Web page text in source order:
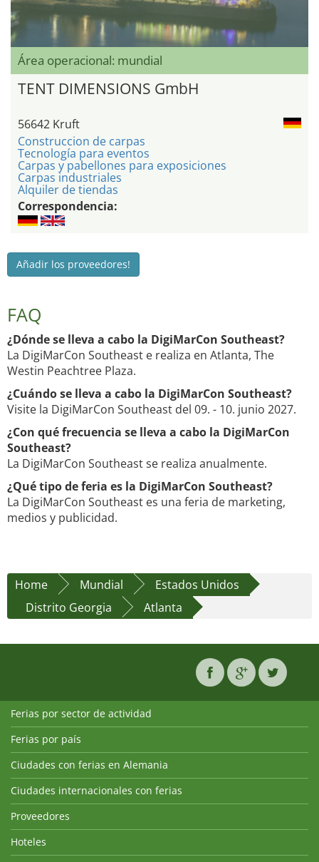
Área operacional: mundial
TENT DIMENSIONS GmbH
56642 Kruft
Construccion de carpas
Tecnología para eventos
Carpas y pabellones para exposiciones
Carpas industriales
Alquiler de tiendas
Correspondencia:
Añadir los proveedores!
FAQ
¿Dónde se lleva a cabo la DigiMarCon Southeast?
La DigiMarCon Southeast e realiza en Atlanta, The
Westin Peachtree Plaza.
¿Cuándo se lleva a cabo la DigiMarCon Southeast?
Visite la DigiMarCon Southeast del 09. - 10. junio 2027.
¿Con qué frecuencia se lleva a cabo la DigiMarCon
Southeast?
La DigiMarCon Southeast se realiza anualmente.
¿Qué tipo de feria es la DigiMarCon Southeast?
La DigiMarCon Southeast es una feria de marketing,
medios y publicidad.
Home Mundial
Estados Unidos
Distrito Georgia
Atlanta
Ferias por sector de actividad
Ferias por país
Ciudades con ferias en Alemania
Ciudades internacionales con ferias
Proveedores
Hoteles